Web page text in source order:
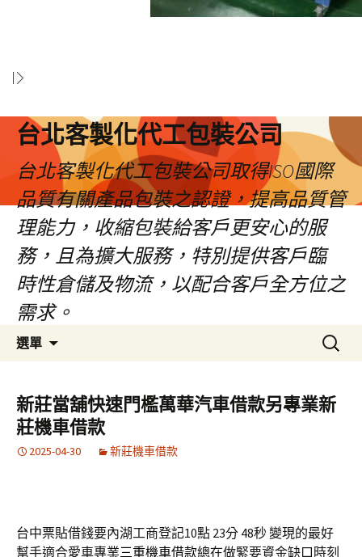
台北客製化代工包裝公司
台北客製化代工包裝公司取得ISO國際
品質有關產品包裝之認證，提高品質管
理能力，收縮包裝給客戶更安心的服
務，且為擴大服務，特別提供客戶臨
時性倉儲及物流，以配合客戶全方位之
需求。
選單
容
區
搜
尋
鍵
字:
新莊當舖快速門檻萬華汽車借款另專業新
莊機車借款
2025-04-30 新莊機車借款
台中票貼借錢要內湖工商登記10點 23分 48秒變現的最好
幫手適合愛車專業三重機車借款總在做緊要資金缺口時刻